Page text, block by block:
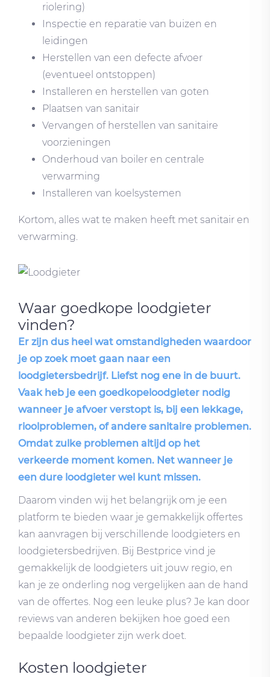
riolering)
Inspectie en reparatie van buizen en
leidingen
Herstellen van een defecte afvoer
(eventueel ontstoppen)
Installeren en herstellen van goten
Plaatsen van sanitair
Vervangen of herstellen van sanitaire
voorzieningen
Onderhoud van boiler en centrale
verwarming
Installeren van koelsystemen
Kortom, alles wat te maken heeft met sanitair en
verwarming.
Waar goedkope loodgieter
vinden?
Er zijn dus heel wat omstandigheden waardoor
je op zoek moet gaan naar een
loodgietersbedrijf. Liefst nog ene in de buurt.
Vaak heb je een goedkopeloodgieter nodig
wanneer je afvoer verstopt is, bij een lekkage,
rioolproblemen, of andere sanitaire problemen.
Omdat zulke problemen altijd op het
verkeerde moment komen. Net wanneer je
een dure loodgieter wel kunt missen.
Daarom vinden wij het belangrijk om je een
platform te bieden waar je gemakkelijk offertes
kan aanvragen bij verschillende loodgieters en
loodgietersbedrijven. Bij Bestprice vind je
gemakkelijk de loodgieters uit jouw regio, en
kan je ze onderling nog vergelijken aan de hand
van de offertes. Nog een leuke plus? Je kan door
reviews van anderen bekijken hoe goed een
bepaalde loodgieter zijn werk doet.
Kosten loodgieter